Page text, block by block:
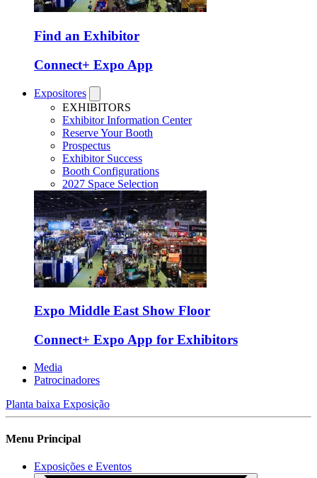
Find an Exhibitor
Connect+ Expo App
Expositores
EXHIBITORS
Exhibitor Information Center
Reserve Your Booth
Prospectus
Exhibitor Success
Booth Configurations
2027 Space Selection
Expo Middle East Show Floor
Connect+ Expo App for Exhibitors
Media
Patrocinadores
Planta baixa Exposição
Menu Principal
Exposições e Eventos